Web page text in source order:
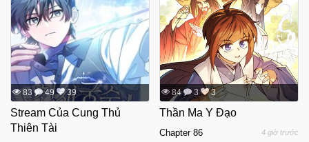
83 49 39
Stream Của Cung Thủ
Thiên Tài
84 3 3
Thần Ma Y Đạo
Chapter 86 4 giờ trước